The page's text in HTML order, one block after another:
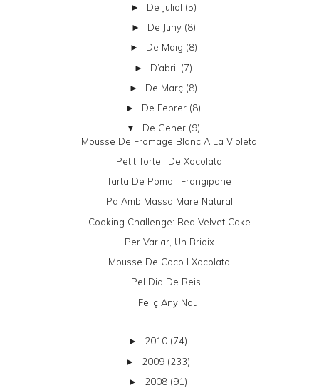
► De Juliol (5)
► De Juny (8)
► De Maig (8)
► D’abril (7)
► De Març (8)
► De Febrer (8)
▼ De Gener (9)
Mousse De Fromage Blanc A La Violeta
Petit Tortell De Xocolata
Tarta De Poma I Frangipane
Pa Amb Massa Mare Natural
Cooking Challenge: Red Velvet Cake
Per Variar, Un Brioix
Mousse De Coco I Xocolata
Pel Dia De Reis...
Feliç Any Nou!
► 2010 (74)
► 2009 (233)
► 2008 (91)